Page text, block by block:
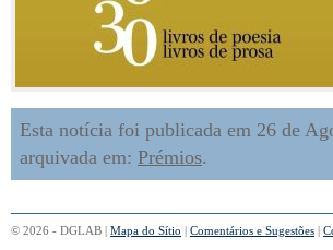
Esta notícia foi publicada em 26 de
arquivada em: Prémios.
© 2026 - DGLAB | Mapa do Sítio | Comentários e Sugestões |